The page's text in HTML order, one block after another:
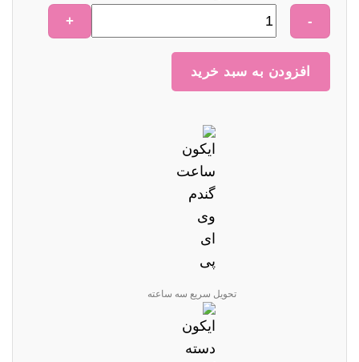
گل
کد
751
عدد
افزودن به سبد خرید
تحویل سریع سه ساعته